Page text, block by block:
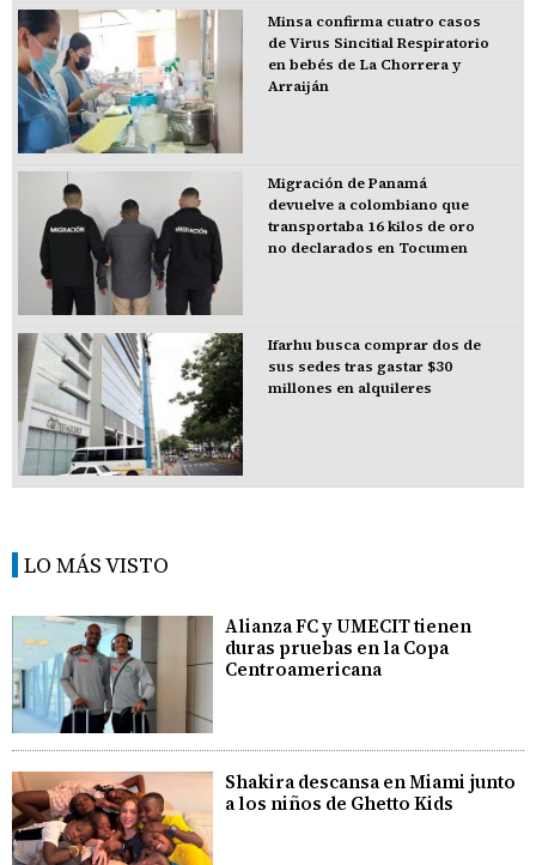
Minsa confirma cuatro casos
de Virus Sincitial Respiratorio
en bebés de La Chorrera y
Arraiján
Migración de Panamá
devuelve a colombiano que
transportaba 16 kilos de oro
no declarados en Tocumen
Ifarhu busca comprar dos de
sus sedes tras gastar $30
millones en alquileres
LO MÁS VISTO
Alianza FC y UMECIT tienen
duras pruebas en la Copa
Centroamericana
Shakira descansa en Miami junto
a los niños de Ghetto Kids